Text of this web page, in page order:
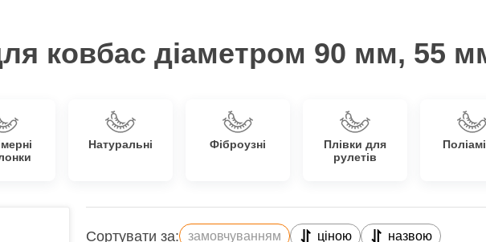
ковбас діаметром 90 мм, 55
Натуральні Фіброузні
Плівки для
рулетів
Сортувати за: замовчуванням ціною назвою